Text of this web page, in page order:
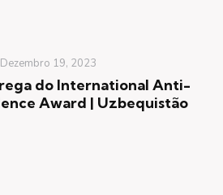
Dezembro 19, 2023
do International Anti-
Award | Uzbequistão